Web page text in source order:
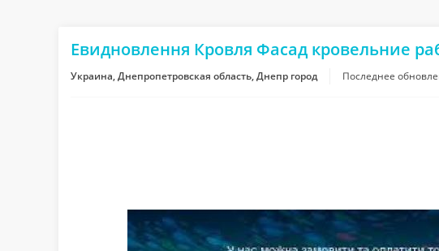
Евидновлення Кровля Фасад кровельние
Украина, Днепропетровская область, Днепр город Последнее